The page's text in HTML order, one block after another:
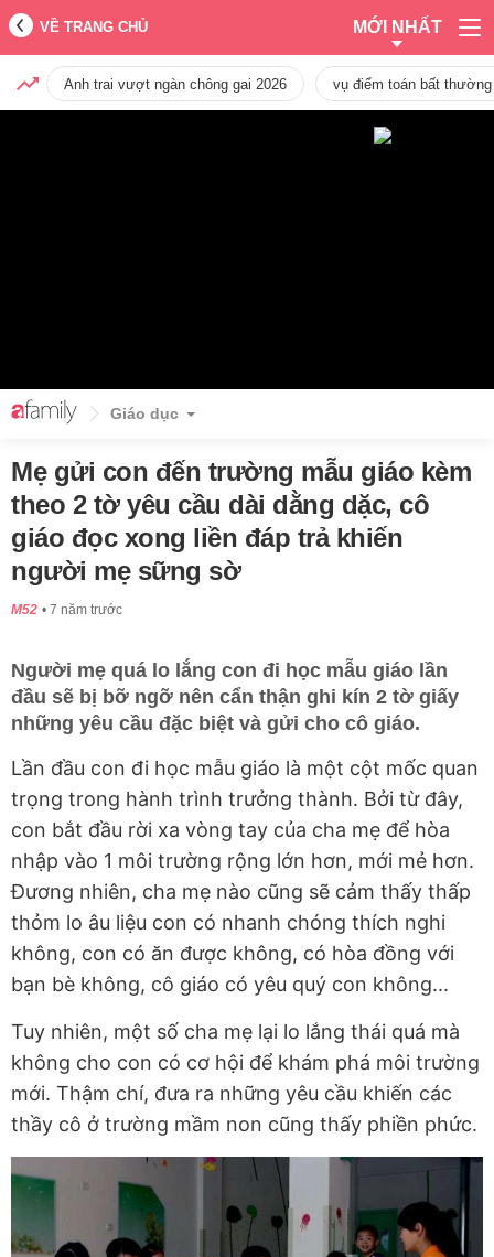
VỀ TRANG CHỦ MỚI NHẤT
Anh trai vượt ngàn chông gai 2026 vụ điểm toán bất
Giáo dục
Mẹ gửi con đến trường mẫu giáo kèm
theo 2 tờ yêu cầu dài dằng dặc, cô
giáo đọc xong liền đáp trả khiến
người mẹ sững sờ
M52 7 năm trước
Người mẹ quá lo lắng con đi học mẫu giáo lần
đầu sẽ bị bỡ ngỡ nên cẩn thận ghi kín 2 tờ giấy
những yêu cầu đặc biệt và gửi cho cô giáo.
Lần đầu con đi học mẫu giáo là một cột mốc quan
trọng trong hành trình trưởng thành. Bởi từ đây,
con bắt đầu rời xa vòng tay của cha mẹ để hòa
nhập vào 1 môi trường rộng lớn hơn, mới mẻ hơn.
Đương nhiên, cha mẹ nào cũng sẽ cảm thấy thấp
thỏm lo âu liệu con có nhanh chóng thích nghi
không, con có ăn được không, có hòa đồng với
bạn bè không, cô giáo có yêu quý con không...
Tuy nhiên, một số cha mẹ lại lo lắng thái quá mà
không cho con có cơ hội để khám phá môi trường
mới. Thậm chí, đưa ra những yêu cầu khiến các
thầy cô ở trường mầm non cũng thấy phiền phức.